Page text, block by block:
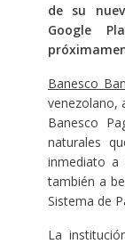
de su
Google
Banesco
venezolano,
Banesco
naturales
inmediato a
también a
Sistema de
La